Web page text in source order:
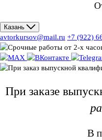
Казань
avtorkursov@mail.ru +7 (922)
При заказе
В